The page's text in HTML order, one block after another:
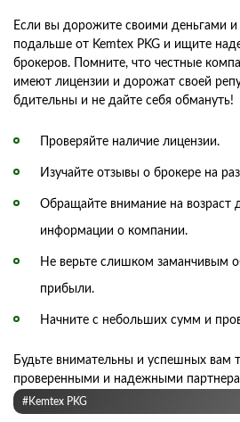
Если вы дорожите своими деньгами
подальше от Kemtex PKG и ищите
брокеров. Помните, что честные
имеют лицензии и дорожат своей
бдительны и не дайте себя обмануть!
Проверяйте наличие лицензии.
Изучайте отзывы о брокере на
Обращайте внимание на возраст
информации о компании.
Не верьте слишком заманчивым
прибыли.
Начните с небольших сумм и
Будьте внимательны и успешных вам
проверенными и надежными
#Kemtex PKG